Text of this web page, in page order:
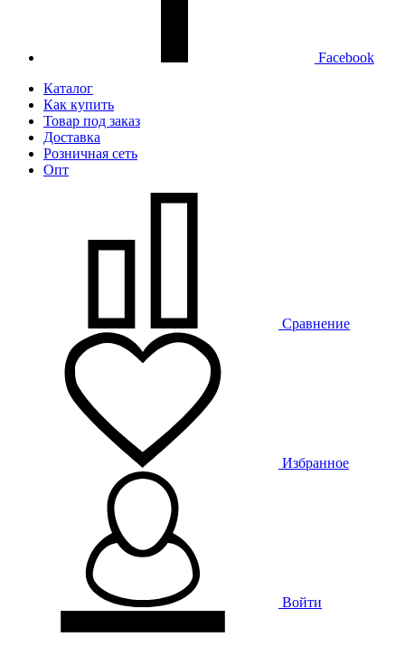
Facebook
Каталог
Как купить
Товар под заказ
Доставка
Розничная сеть
Опт
Сравнение
Избранное
Войти